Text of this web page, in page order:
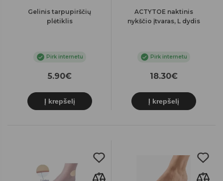
Gelinis tarpupirščių
plėtiklis
Pirk internetu
5.90€
Į krepšelį
ACTYTOE naktinis
nykščio įtvaras, L dydis
Pirk internetu
18.30€
Į krepšelį